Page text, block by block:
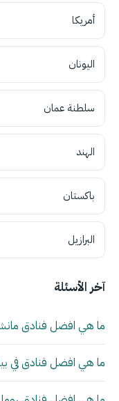
أمريكا
اليونان
سلطنة عمان
الهند
باكستان
البرازيل
آخر الأسئلة
ما هي افضل فنادق
ما هي افضل فنادق في